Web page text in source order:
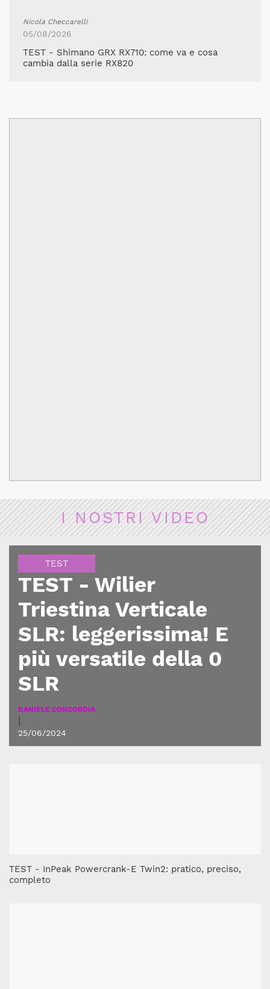
Nicola Checcarelli
05/08/2026
TEST - Shimano GRX RX710: come va e cosa
cambia dalla serie RX820
I NOSTRI VIDEO
TEST
TEST - Wilier
Triestina Verticale
SLR: leggerissima! E
più versatile della 0
SLR
DANIELE CONCORDIA
25/06/2024
TEST - InPeak Powercrank-E Twin2: pratico, preciso,
completo